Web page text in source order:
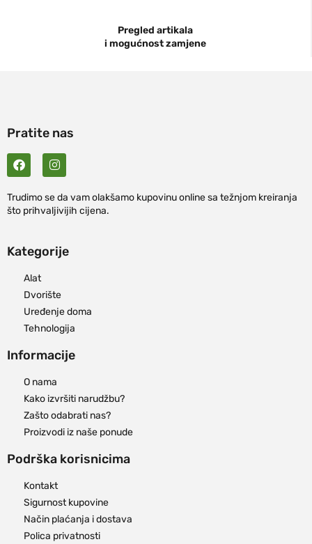
Pregled artikala
i mogućnost zamjene
Pratite nas
Trudimo se da vam olakšamo kupovinu online sa težnjom kreiranja
što prihvaljivijih cijena.
Kategorije
Alat
Dvorište
Uređenje doma
Tehnologija
Informacije
O nama
Kako izvršiti narudžbu?
Zašto odabrati nas?
Proizvodi iz naše ponude
Podrška korisnicima
Kontakt
Sigurnost kupovine
Način plaćanja i dostava
Polica privatnosti